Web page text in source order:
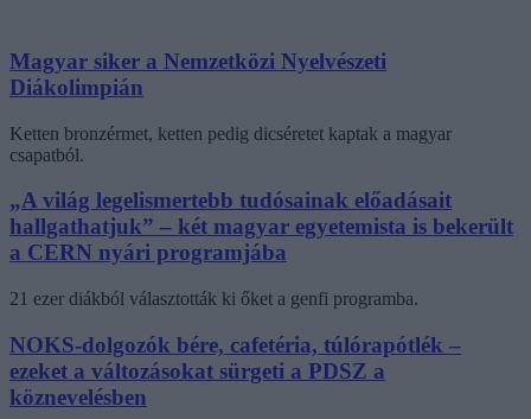
Magyar siker a Nemzetközi Nyelvészeti
Diákolimpián
Ketten bronzérmet, ketten pedig dicséretet kaptak a magyar
csapatból.
„A világ legelismertebb tudósainak előadásait
hallgathatjuk” – két magyar egyetemista is bekerült
a CERN nyári programjába
21 ezer diákból választották ki őket a genfi programba.
NOKS-dolgozók bére, cafetéria, túlórapótlék –
ezeket a változásokat sürgeti a PDSZ a
köznevelésben